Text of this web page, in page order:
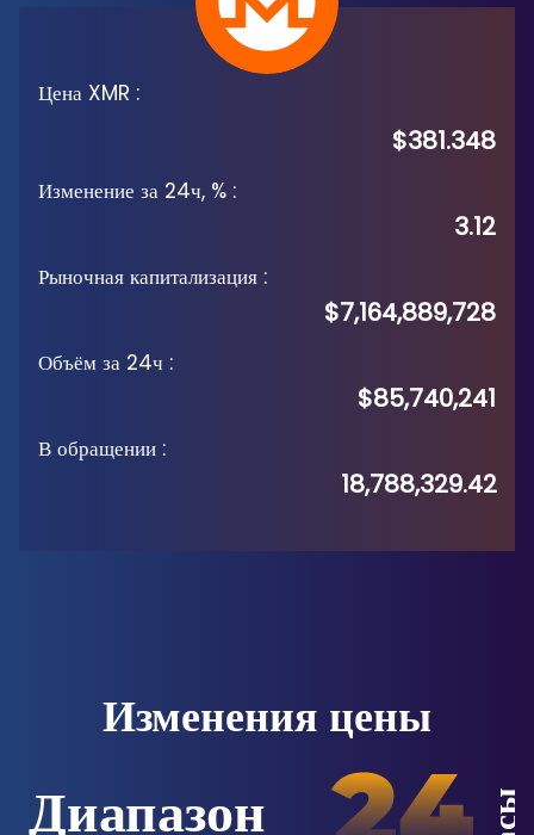
Цена XMR :
$381.348
Изменение за 24ч, % :
3.12
Рыночная капитализация :
$7,164,889,728
Объём за 24ч :
$85,740,241
В обращении :
18,788,329.42
Изменения цены
Диапазон